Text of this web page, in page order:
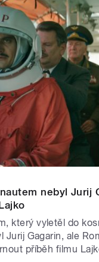
nebyl Jurij
který vyletěl do
Jurij Gagarin, ale
příběh filmu